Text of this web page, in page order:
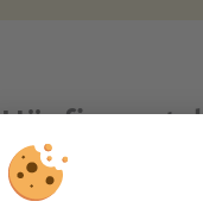
Häufig